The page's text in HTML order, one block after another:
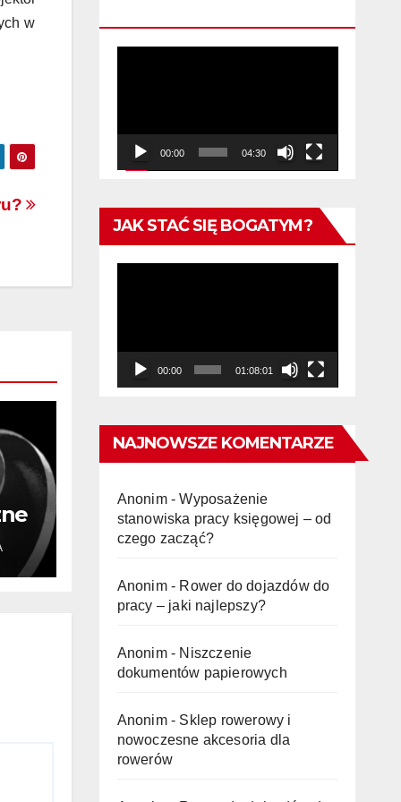
w
00:00 04:30
JAK STAĆ SIĘ BOGATYM?
00:00 01:08:01
NAJNOWSZE KOMENTARZE
Anonim-Wyposażenie
stanowiska pracy księgowej – od
czego zacząć?
Anonim- Rower do dojazdów do
pracy – jaki najlepszy?
Anonim- Niszczenie
dokumentów papierowych
Anonim- Sklep rowerowy i
nowoczesne akcesoria dla
rowerów